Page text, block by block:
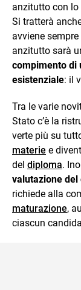
anzitutto con lo
Si tratterà
avviene
anzitutto sarà
compimento di
esistenziale: il
Tra le varie
Stato c’è la
verte più su
materie e
del diploma.
valutazione del
richiede alla
maturazione,
ciascun